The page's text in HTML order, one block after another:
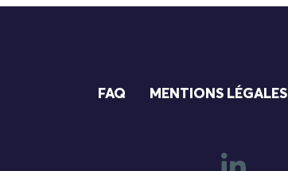
FAQ MENTIONS LÉGALES